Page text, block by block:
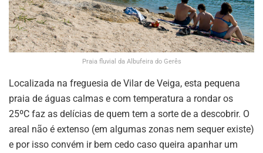
Praia fluvial da Albufeira do Gerês
Localizada na freguesia de Vilar de Veiga, esta pequena
praia de águas calmas e com temperatura a rondar os
25ºC faz as delícias de quem tem a sorte de a descobrir. O
areal não é extenso (em algumas zonas nem sequer existe)
e por isso convém ir bem cedo caso queira apanhar um